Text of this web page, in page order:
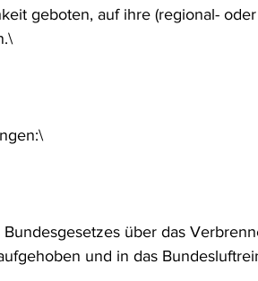
geboten, auf ihre (regional-
Bundesgesetzes über das
und in das